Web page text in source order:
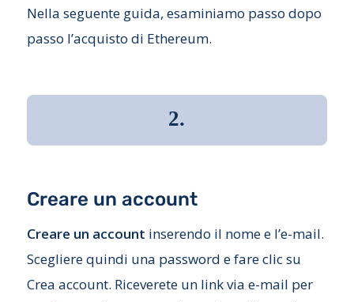
Nella seguente guida, esaminiamo passo dopo
passo l’acquisto di Ethereum.
2.
Creare un account
Creare un account inserendo il nome e l’e-mail.
Scegliere quindi una password e fare clic su
Crea account. Riceverete un link via e-mail per